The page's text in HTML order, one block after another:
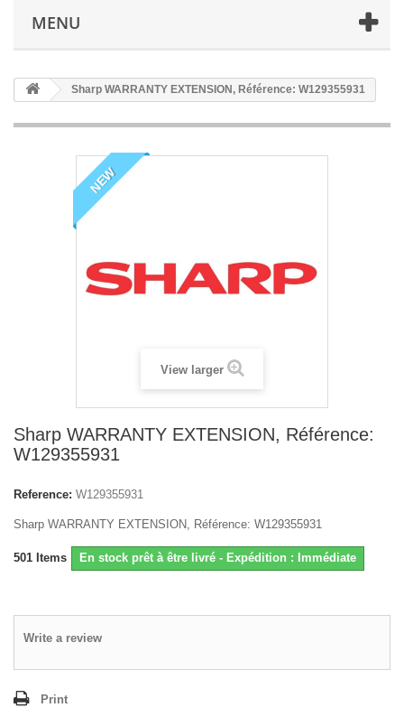
MENU
Sharp WARRANTY EXTENSION, Référence: W129355931
NEW
View larger
Sharp WARRANTY EXTENSION, Référence:
W129355931
Reference: W129355931
Sharp WARRANTY EXTENSION, Référence: W129355931
501 Items En stock prêt à être livré - Expédition : Immédiate
Write a review
Print